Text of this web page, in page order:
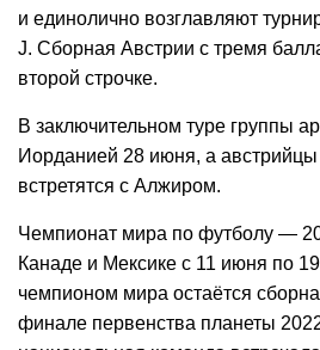
и единолично возглавляют
J. Сборная Австрии с тремя
второй строчке.
В заключительном туре группы
Иорданией 28 июня, а австрийцы
встретятся с Алжиром.
Чемпионат мира по футболу —
Канаде и Мексике с 11 июня по
чемпионом мира остаётся
финале первенства планеты